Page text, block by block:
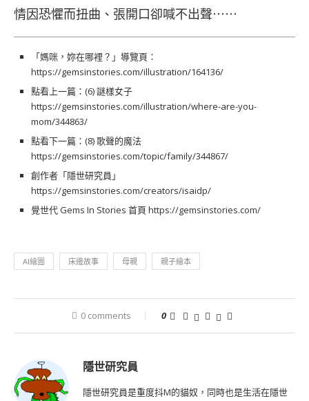
情因恐懼而扭曲、張開口卻喊不出聲⋯⋯
「媽咪，妳在哪裡？」導覽頁：
https://gemsinstories.com/illustration/164136/
點看上一篇：(6) 謎樣女子
https://gemsinstories.com/illustration/where-are-you-
mom/344863/
點看下一篇：(8) 歌聲的魔法
https://gemsinstories.com/topic/family/344867/
創作者「隱世研究員」
https://gemsinstories.com/creators/isaidp/
覺世代 Gems In Stories 首頁 https://gemsinstories.com/
AI繪圖 床邊故事 母親 親子繪本
0 comments 0
隱世研究員
隱世研究員是重度抖M的貓奴，同時也是生活在隱世